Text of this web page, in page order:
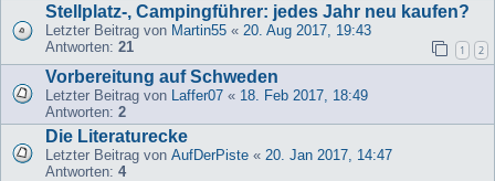
Stellplatz-, Campingführer: jedes Jahr neu kaufen?
Letzter Beitrag von Martin55 « 20. Aug 2017, 19:43
Antworten: 21 1 2
Vorbereitung auf Schweden
Letzter Beitrag von Laffer07 « 18. Feb 2017, 18:49
Antworten: 2
Die Literaturecke
Letzter Beitrag von AufDerPiste « 20. Jan 2017, 14:47
Antworten: 4